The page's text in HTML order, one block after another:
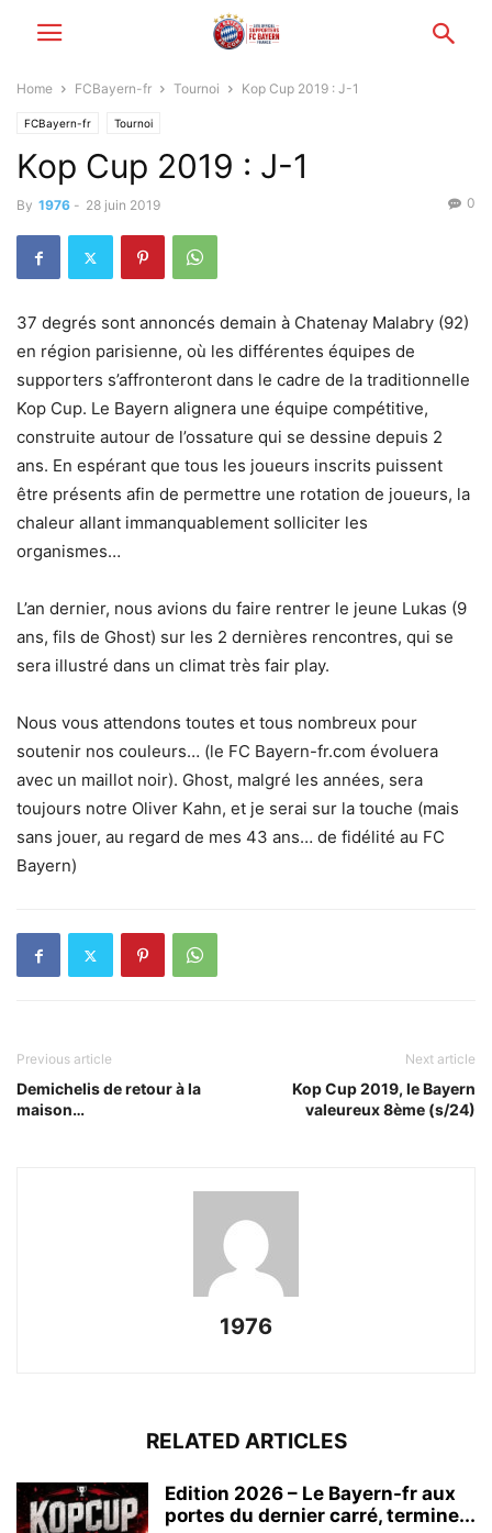
Home FCBayern-fr Tournoi Kop Cup 2019 : J-1
FCBayern-fr Tournoi
Kop Cup 2019 : J-1
By 1976 - 28 juin 2019 0
37 degrés sont annoncés demain à Chatenay Malabry (92)
en région parisienne, où les différentes équipes de
supporters s’affronteront dans le cadre de la traditionnelle
Kop Cup. Le Bayern alignera une équipe compétitive,
construite autour de l’ossature qui se dessine depuis 2
ans. En espérant que tous les joueurs inscrits puissent
être présents afin de permettre une rotation de joueurs, la
chaleur allant immanquablement solliciter les
organismes…
L’an dernier, nous avions du faire rentrer le jeune Lukas (9
ans, fils de Ghost) sur les 2 dernières rencontres, qui se
sera illustré dans un climat très fair play.
Nous vous attendons toutes et tous nombreux pour
soutenir nos couleurs… (le FC Bayern-fr.com évoluera
avec un maillot noir). Ghost, malgré les années, sera
toujours notre Oliver Kahn, et je serai sur la touche (mais
sans jouer, au regard de mes 43 ans… de fidélité au FC
Bayern)
Previous article
Demichelis de retour à la
maison…
Next article
Kop Cup 2019, le Bayern
valeureux 8ème (s/24)
1976
RELATED ARTICLES
Edition 2026 – Le Bayern-fr aux
portes du dernier carré, termine...